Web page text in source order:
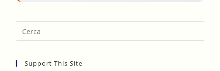
Support This Site